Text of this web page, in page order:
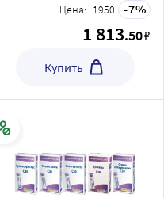
Цена: 1950 7
1 813.50₽
Купить